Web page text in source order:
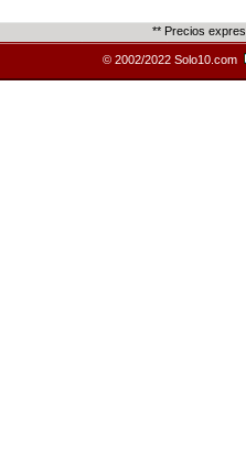
** Precios
© 2002/2022 Solo10.com